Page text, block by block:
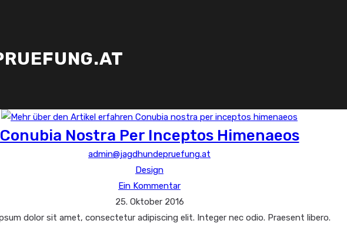
Conubia Nostra Per Inceptos Himenaeos
Beitrags-
admin@jagdhundepruefung.at
Beitrags-
Kategorie:
Design
Beitrags-
Kommentare:
Ein Kommentar
Beitrag
zuletzt
25. Oktober 2016
dolor sit amet, consectetur adipiscing elit. Integer nec odio. Praesent libero.